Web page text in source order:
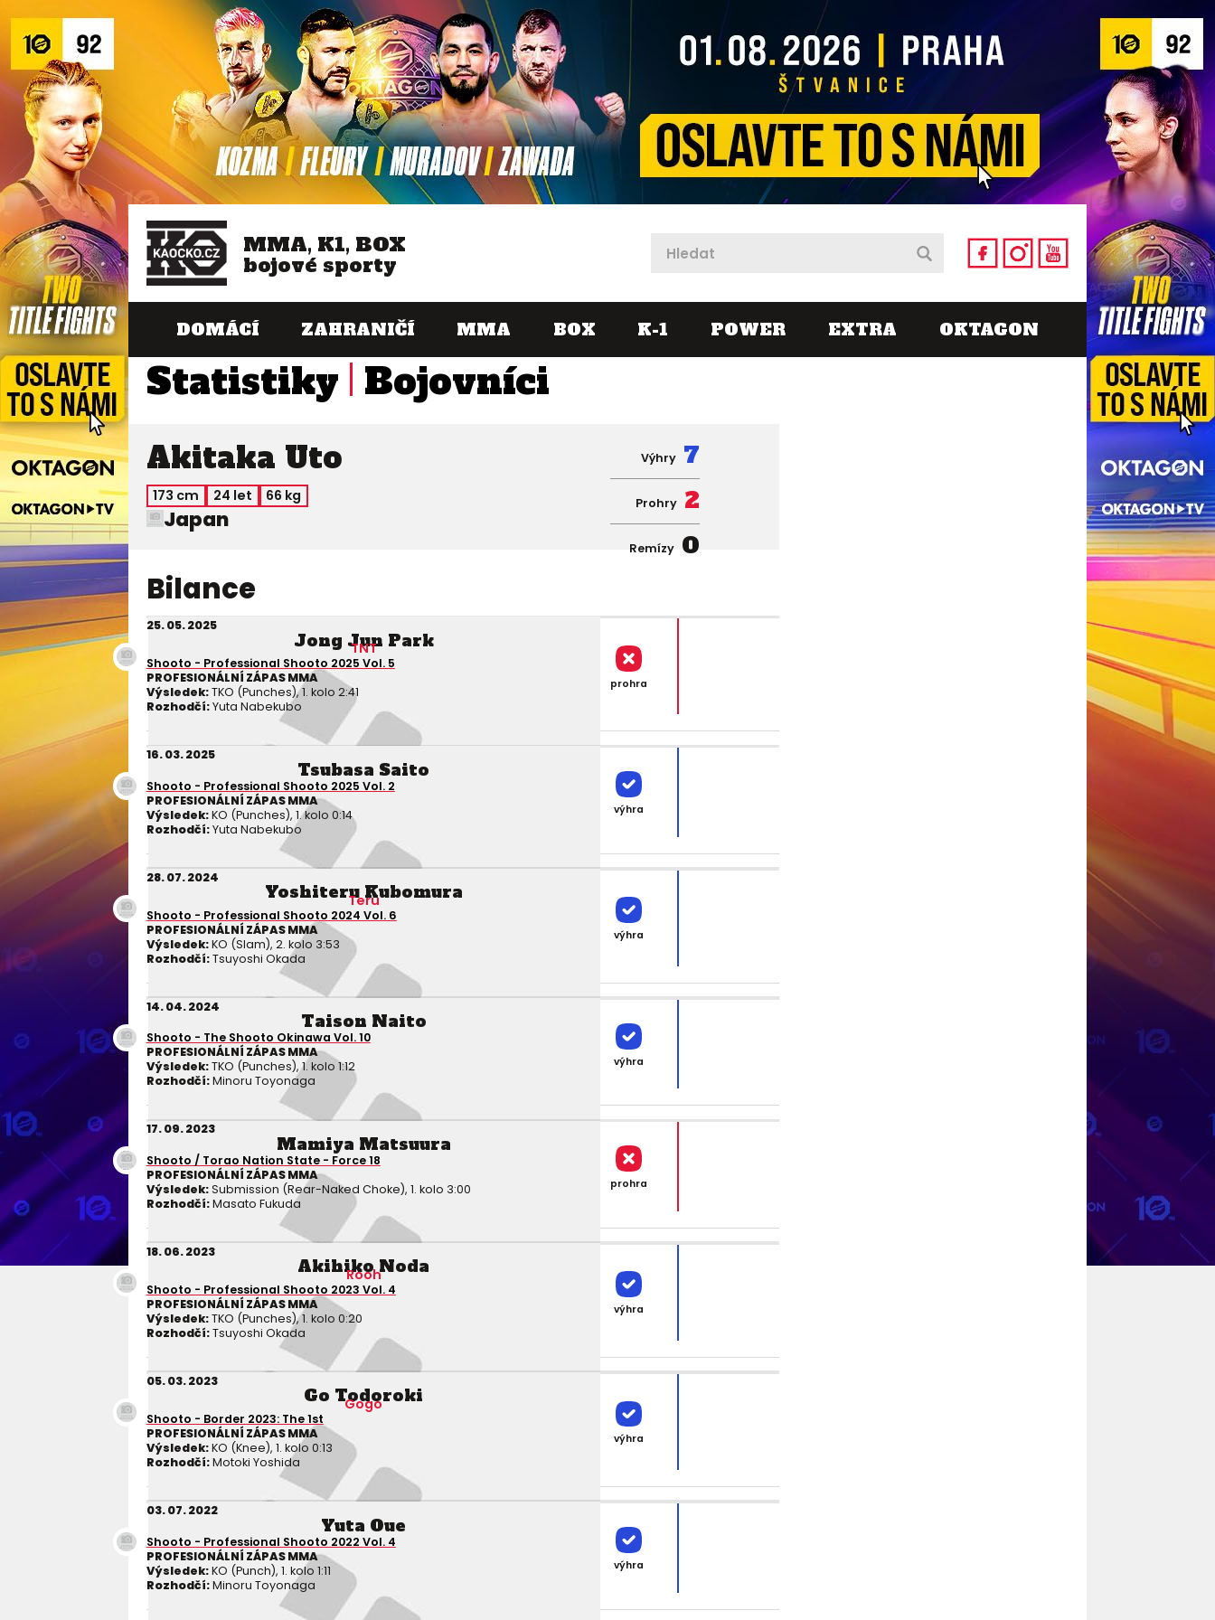
MMA, K1, BOX
bojové sporty
DOMÁCÍ ZAHRANIČÍ MMA BOX K-1 POWER EXTRA OKTAGON
Statistiky Bojovníci
Akitaka Uto
173 cm 24 let 66 kg
Japan
Výhry 7
Prohry 2
Remízy 0
Bilance
25. 05. 2025
Jong Jun Park
TNT
Shooto - Professional Shooto 2025 Vol. 5
PROFESIONÁLNÍ ZÁPAS MMA
Výsledek:TKO (Punches), 1. kolo 2:41
Rozhodčí:Yuta Nabekubo
prohra
16. 03. 2025
Tsubasa Saito
Shooto - Professional Shooto 2025 Vol. 2
PROFESIONÁLNÍ ZÁPAS MMA
Výsledek:KO (Punches), 1. kolo 0:14
Rozhodčí:Yuta Nabekubo
výhra
28. 07. 2024
Yoshiteru Kubomura
Teru
Shooto - Professional Shooto 2024 Vol. 6
PROFESIONÁLNÍ ZÁPAS MMA
Výsledek:KO (Slam), 2. kolo 3:53
Rozhodčí:Tsuyoshi Okada
výhra
14. 04. 2024
Taison Naito
Shooto - The Shooto Okinawa Vol. 10
PROFESIONÁLNÍ ZÁPAS MMA
Výsledek:TKO (Punches), 1. kolo 1:12
Rozhodčí:Minoru Toyonaga
výhra
17. 09. 2023
Mamiya Matsuura
Shooto / Torao Nation State - Force 18
PROFESIONÁLNÍ ZÁPAS MMA
Výsledek:Submission (Rear-Naked Choke), 1. kolo 3:00
Rozhodčí:Masato Fukuda
prohra
18. 06. 2023
Akihiko Noda
Rooh
Shooto - Professional Shooto 2023 Vol. 4
PROFESIONÁLNÍ ZÁPAS MMA
Výsledek:TKO (Punches), 1. kolo 0:20
Rozhodčí:Tsuyoshi Okada
výhra
05. 03. 2023
Go Todoroki
Gogo
Shooto - Border 2023: The 1st
PROFESIONÁLNÍ ZÁPAS MMA
Výsledek:KO (Knee), 1. kolo 0:13
Rozhodčí:Motoki Yoshida
výhra
03. 07. 2022
Yuta Oue
Shooto - Professional Shooto 2022 Vol. 4
PROFESIONÁLNÍ ZÁPAS MMA
Výsledek:KO (Punch), 1. kolo 1:11
Rozhodčí:Minoru Toyonaga
výhra